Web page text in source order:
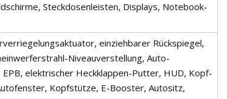
Steckdosenleisten, Displays, Notebook-
einziehbarer Rückspiegel,
Niveauverstellung, Auto-
elektrischer Heckklappen-Putter, HUD, Kopf-
Kopfstütze, E-Booster, Autositz,